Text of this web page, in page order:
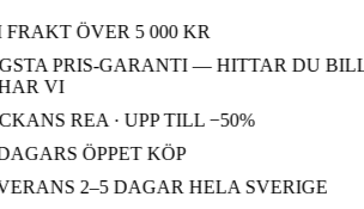
ÖVER 5 000 KR
PRIS-GARANTI — HITTAR DU
VI
REA · UPP TILL −50%
ÖPPET KÖP
2–5 DAGAR HELA SVERIGE